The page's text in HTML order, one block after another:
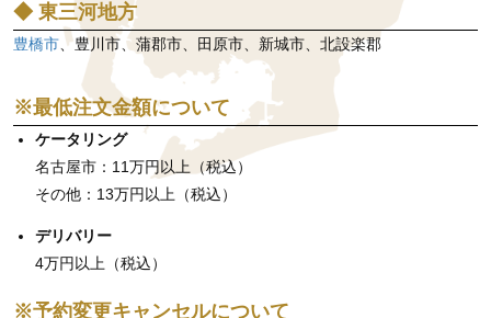
◆ 東三河地方
豊橋市、豊川市、蒲郡市、田原市、新城市、北設楽郡
※最低注文金額について
ケータリング
名古屋市：11万円以上（税込）
その他：13万円以上（税込）
デリバリー
4万円以上（税込）
※予約変更キャンセルについて